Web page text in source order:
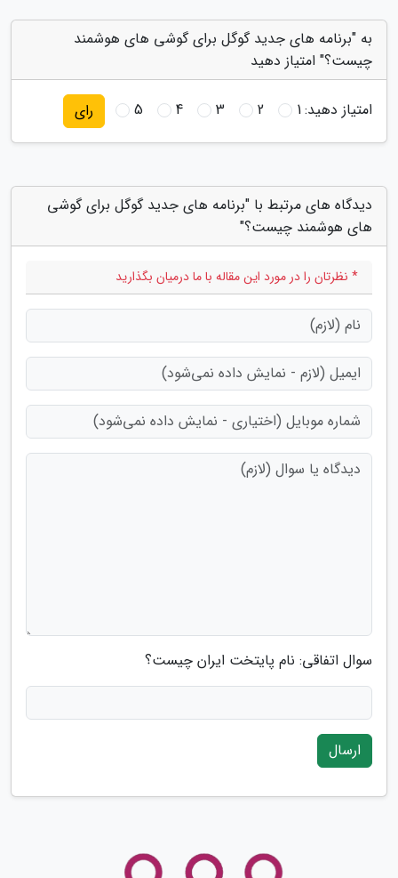
به "برنامه های جدید گوگل برای گوشی های هوشمند
چیست؟" امتیاز دهید
امتیاز دهید:1
2
3
4
5 رای
دیدگاه های مرتبط با "برنامه های جدید گوگل برای گوشی
های هوشمند چیست؟"
* نظرتان را در مورد این مقاله با ما درمیان بگذارید
سوال اتفاقی: نام پایتخت ایران چیست؟
ارسال